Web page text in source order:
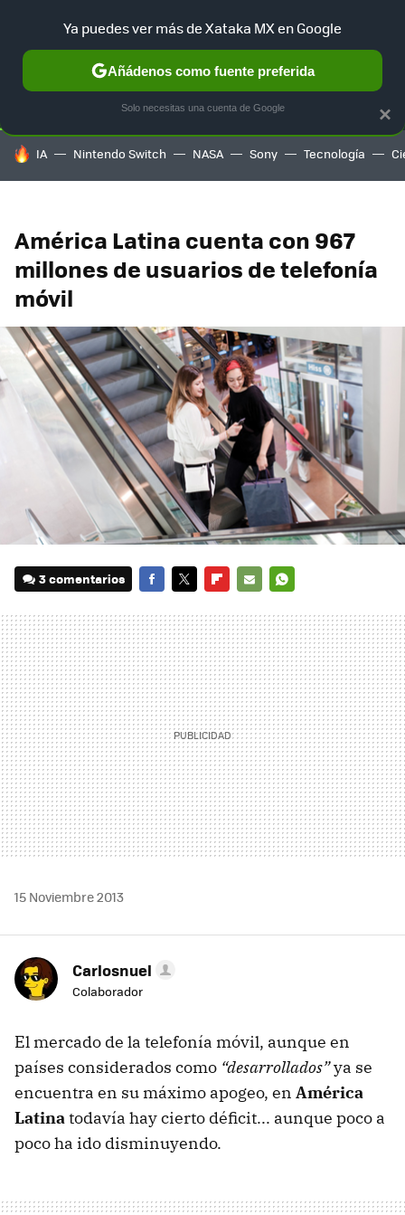
SELECCIÓN GAMING HOME AUTO TERRITORIO
HOY SE HABLA DE
IA Nintendo Switch NASA Sony Tecnología
América Latina cuenta con 967
millones de usuarios de telefonía
móvil
3 comentarios
MAIL
15 Noviembre 2013
Carlosnuel
Colaborador
El mercado de la telefonía móvil, aunque en
países considerados como “desarrollados”ya se
encuentra en su máximo apogeo, en América
Latinatodavía hay cierto déficit... aunque poco a
poco ha ido disminuyendo.
×
Ya puedes ver más de Xataka MX en Google
Añádenos como fuente preferida
Solo necesitas una cuenta de Google